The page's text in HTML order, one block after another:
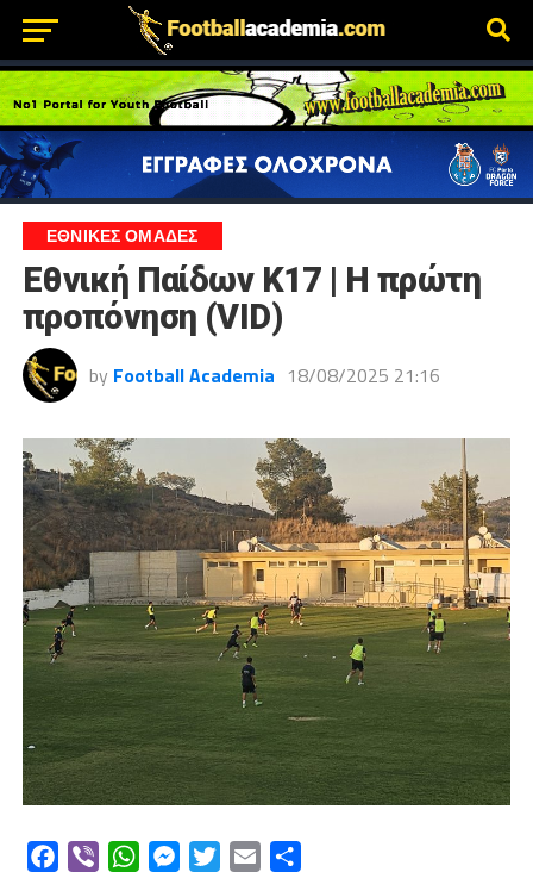
ΕΘΝΙΚΕΣ ΟΜΑΔΕΣ
Εθνική Παίδων Κ17 | Η πρώτη
προπόνηση (VID)
by Football Academia 18/08/2025 21:16
Facebook
Viber WhatsAppMessengerTwitterEmail